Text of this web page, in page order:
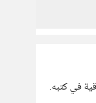
في كتبه.